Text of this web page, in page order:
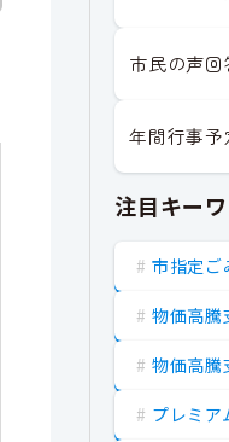
市民の声
年間行事予
注目キー
市指定ご
物価高騰
物価高騰
プレミア